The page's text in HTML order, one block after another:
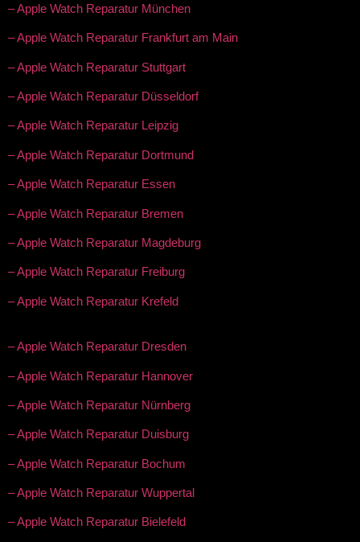
– Apple Watch Reparatur München
– Apple Watch Reparatur Frankfurt am Main
– Apple Watch Reparatur Stuttgart
– Apple Watch Reparatur Düsseldorf
– Apple Watch Reparatur Leipzig
– Apple Watch Reparatur Dortmund
– Apple Watch Reparatur Essen
– Apple Watch Reparatur Bremen
– Apple Watch Reparatur Magdeburg
– Apple Watch Reparatur Freiburg
– Apple Watch Reparatur Krefeld
– Apple Watch Reparatur Dresden
– Apple Watch Reparatur Hannover
– Apple Watch Reparatur Nürnberg
– Apple Watch Reparatur Duisburg
– Apple Watch Reparatur Bochum
– Apple Watch Reparatur Wuppertal
– Apple Watch Reparatur Bielefeld